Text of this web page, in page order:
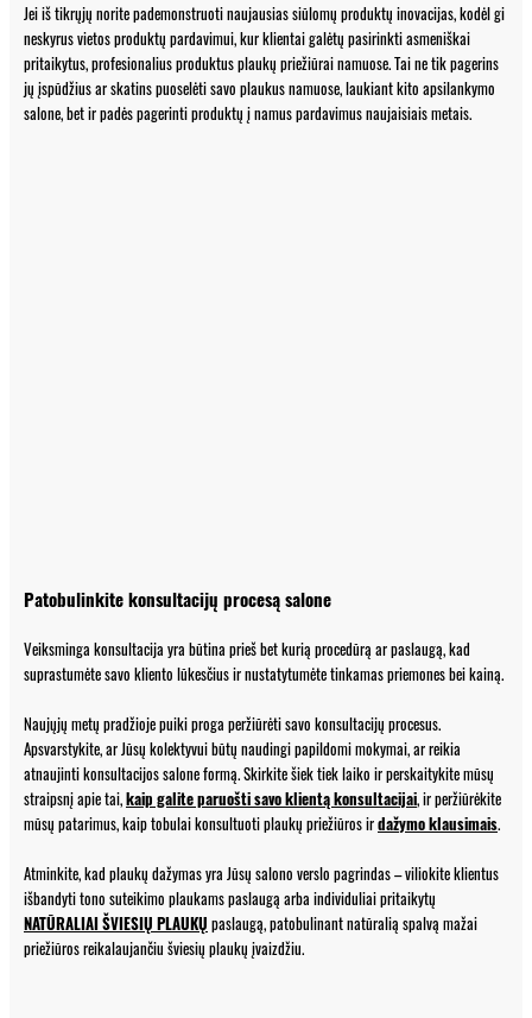
Jei iš tikrųjų norite pademonstruoti naujausias siūlomų produktų inovacijas, kodėl gi
neskyrus vietos produktų pardavimui, kur klientai galėtų pasirinkti asmeniškai
pritaikytus, profesionalius produktus plaukų priežiūrai namuose. Tai ne tik pagerins
jų įspūdžius ar skatins puoselėti savo plaukus namuose, laukiant kito apsilankymo
salone, bet ir padės pagerinti produktų į namus pardavimus naujaisiais metais.
Patobulinkite konsultacijų procesą salone
Veiksminga konsultacija yra būtina prieš bet kurią procedūrą ar paslaugą, kad
suprastumėte savo kliento lūkesčius ir nustatytumėte tinkamas priemones bei kainą.
Naujųjų metų pradžioje puiki proga peržiūrėti savo konsultacijų procesus.
Apsvarstykite, ar Jūsų kolektyvui būtų naudingi papildomi mokymai, ar reikia
atnaujinti konsultacijos salone formą. Skirkite šiek tiek laiko ir perskaitykite mūsų
straipsnį apie tai,kaip galite paruošti savo klientą konsultacijai, ir peržiūrėkite
mūsų patarimus, kaip tobulai konsultuoti plaukų priežiūros irdažymo klausimais.
Atminkite, kad plaukų dažymas yra Jūsų salono verslo pagrindas – viliokite klientus
išbandyti tono suteikimo plaukams paslaugą arba individuliai pritaikytų
NATŪRALIAI ŠVIESIŲ PLAUKŲ paslaugą, patobulinant natūralią spalvą mažai
priežiūros reikalaujančiu šviesių plaukų įvaizdžiu.